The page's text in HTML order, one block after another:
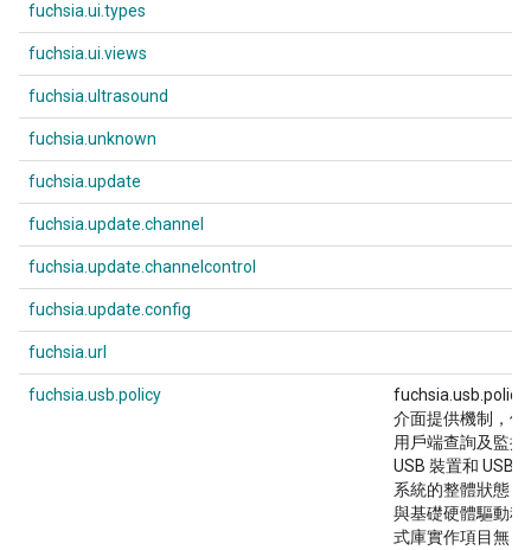
fuchsia.ui.types
fuchsia.ui.views
fuchsia.ultrasound
fuchsia.unknown
fuchsia.update
fuchsia.update.channel
fuchsia.update.channelcontrol
fuchsia.update.config
fuchsia.url
fuchsia.usb.policy
fuchsia.usb.policy
介面提供機制，供
用戶端查詢及監控
USB 裝置和 USB
系統的整體狀態，
與基礎硬體驅動程
式庫實作項目無